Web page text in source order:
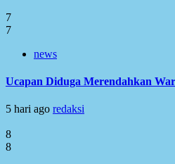
7
7
news
Ucapan Diduga Merendahkan
5 hari ago redaksi
8
8